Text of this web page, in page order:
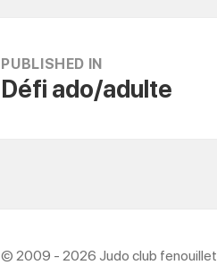
PUBLISHED IN
Défi ado/adulte
© 2009 - 2026 Judo club fenouillet